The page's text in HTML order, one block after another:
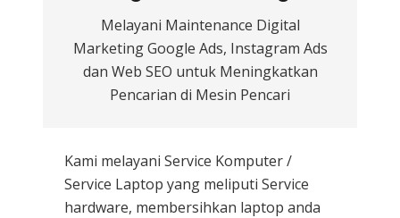
Melayani Maintenance Digital
Marketing Google Ads, Instagram Ads
dan Web SEO untuk Meningkatkan
Pencarian di Mesin Pencari
Kami melayani Service Komputer /
Service Laptop yang meliputi Service
hardware, membersihkan laptop anda